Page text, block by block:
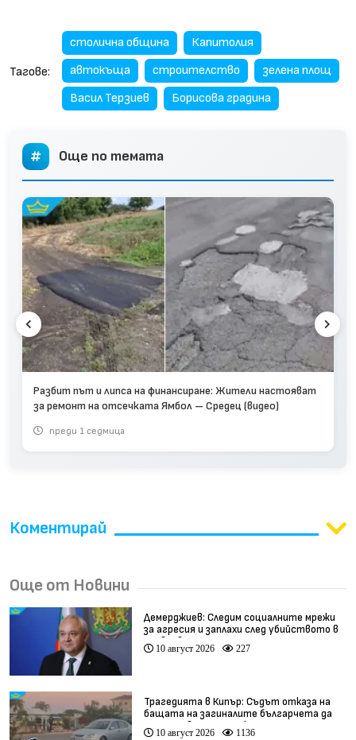
Тагове:
столична община
Капитолия
автокъща
строителство
зелена площ
Васил Терзиев
Борисова градина
Още по темата
Разбит път и липса на финансиране: Жители настояват
за ремонт на отсечката Ямбол – Средец (видео)
преди 1 седмица
Коментирай
Още от Новини
Демерджиев: Следим социалните мрежи
за агресия и заплахи след убийството в
Пловдив
10 август 2026 227
Трагедията в Кипър: Съдът отказа на
бащата на загиналите българчета да
присъства на погребението
10 август 2026 1136